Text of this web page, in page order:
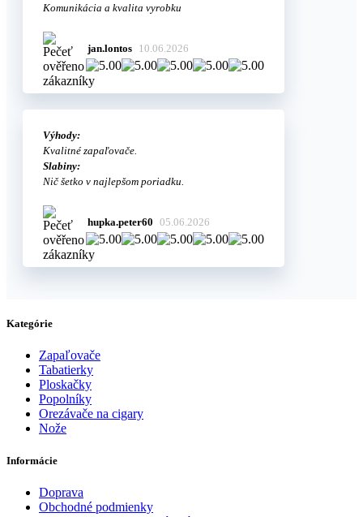
Komunikácia a kvalita vyrobku
jan.lontos 10.06.2026
Výhody:
Kvalitné zapaľovače.
Slabiny:
Nič šetko v najlepšom poriadku.
hupka.peter60 05.06.2026
Kategórie
Zapaľovače
Tabatierky
Ploskačky
Popolníky
Orezávače na cigary
Nože
Informácie
Doprava
Obchodné podmienky